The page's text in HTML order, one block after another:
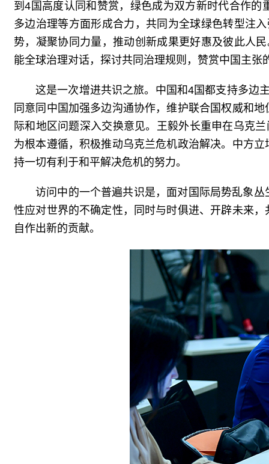
到4国高度认同和赞赏，绿色成为双方新时代合作
多边治理等方面形成合力，共同为全球绿色转型注
势，凝聚协同力量，推动创新成果更好惠及彼此人
能全球治理对话，探讨共同治理规则，赞赏中国主
这是一次增进共识之旅。中国和4国都支持多边
同意同中国加强多边沟通协作，维护联合国权威和
际和地区问题深入交换意见。王毅外长重申在乌克
为根本遵循，积极推动乌克兰危机政治解决。中方
持一切有利于和平解决危机的努力。
访问中的一个普遍共识是，面对国际局势乱象
性应对世界的不确定性，同时与时俱进、开辟未来
自作出新的贡献。